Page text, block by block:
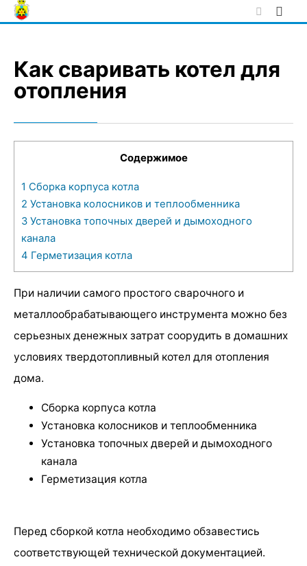
Skip
to
Как сваривать котел для
отопления
Содержимое
1 Сборка корпуса котла
2 Установка колосников и теплообменника
3 Установка топочных дверей и дымоходного
канала
4 Герметизация котла
При наличии самого простого сварочного и
металлообрабатывающего инструмента можно без
серьезных денежных затрат соорудить в домашних
условиях твердотопливный котел для отопления
дома.
Сборка корпуса котла
Установка колосников и теплообменника
Установка топочных дверей и дымоходного
канала
Герметизация котла
Перед сборкой котла необходимо обзавестись
соответствующей технической документацией.